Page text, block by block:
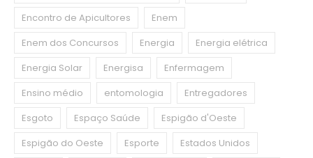
Encontro de Apicultores
Enem
Enem dos Concursos
Energia
Energia elétrica
Energia Solar
Energisa
Enfermagem
Ensino médio
entomologia
Entregadores
Esgoto
Espaço Saúde
Espigão d'Oeste
Espigão do Oeste
Esporte
Estados Unidos